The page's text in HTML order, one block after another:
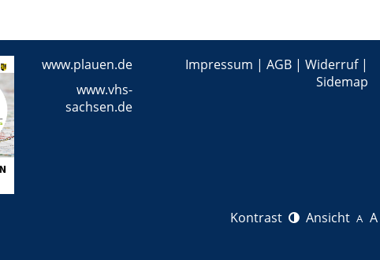
www.plauen.de
www.vhs-
sachsen.de
Impressum | AGB| Widerruf|
Sidemap
Kontrast Ansicht A A